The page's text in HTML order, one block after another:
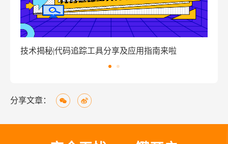
窃密病毒伪装Windows激活程序 盗取用户资金
分享文章：